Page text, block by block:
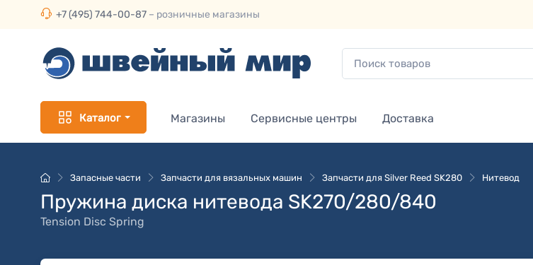
+7 (495) 744-00-87 – розничные магазины
Каталог Магазины Сервисные центры Доставка
Запасные части Запчасти для вязальных машин Запчасти для Silver Reed SK280 Нитевод
Пружина диска нитевода SK270/280/840
Tension Disc Spring